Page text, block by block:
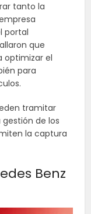
tanto la
portal
que
optimizar el
para
tramitar
de los
la captura
Benz